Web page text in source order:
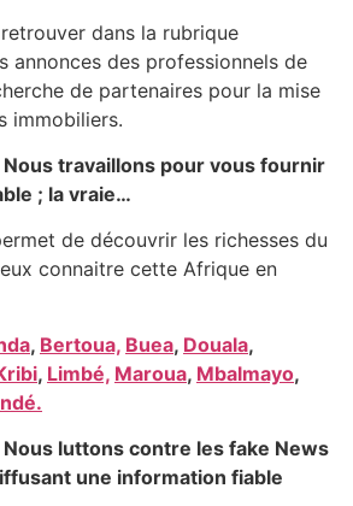
dans la rubrique
annonces des professionnels de
de partenaires pour la mise
immobiliers.
Nous travaillons pour vous fournir
; la vraie…
de découvrir les richesses du
connaitre cette Afrique en
, Bertoua, Buea, Douala,
, Limbé, Maroua, Mbalmayo,
Nous luttons contre les fake News
une information fiable